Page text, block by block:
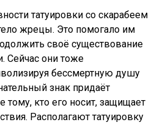
татуировки со скарабеем
жрецы. Это помогало им
своё существование
Сейчас они тоже
бессмертную душу
знак придаёт
тому, кто его носит, защищает
Располагают татуировку